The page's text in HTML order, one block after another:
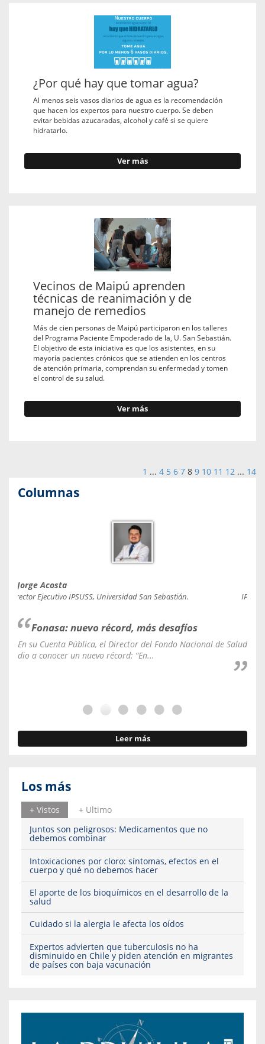
¿Por qué hay que tomar agua?
Al menos seis vasos diarios de agua es la recomendación
que hacen los expertos para nuestro cuerpo. Se deben
evitar bebidas azucaradas, alcohol y café si se quiere
hidratarlo.
Ver más
Vecinos de Maipú aprenden
técnicas de reanimación y de
manejo de remedios
Más de cien personas de Maipú participaron en los talleres
del Programa Paciente Empoderado de la, U. San Sebastián.
El objetivo de esta iniciativa es que los asistentes, en su
mayoría pacientes crónicos que se atienden en los centros
de atención primaria, comprendan su enfermedad y tomen
el control de su salud.
Ver más
1 ... 4 5 6 7 8 9 10 11 12 ... 14
Columnas
Jorge Acosta
Director Ejecutivo IPSUSS, Universidad San Sebastián.
Fonasa: nuevo récord, más desafíos
En su Cuenta Pública, el Director del Fondo Nacional de Salud
dio a conocer un nuevo récord: “En...
Leer más
Los más
+ Vistos
+ Ultimo
Juntos son peligrosos: Medicamentos que no
debemos combinar
Intoxicaciones por cloro: síntomas, efectos en el
cuerpo y qué no debemos hacer
El aporte de los bioquímicos en el desarrollo de la
salud
Cuidado si la alergia le afecta los oídos
Expertos advierten que tuberculosis no ha
disminuido en Chile y piden atención en migrantes
de países con baja vacunación